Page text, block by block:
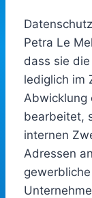
Petra Le
dass sie
lediglich im
Abwicklung
bearbeitet,
internen
Adressen